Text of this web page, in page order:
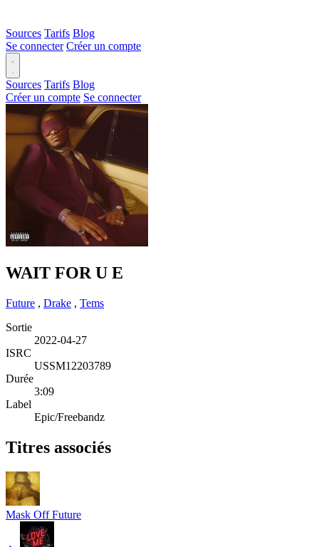
Sources Tarifs Blog
Se connecter Créer un compte
Sources Tarifs Blog
Créer un compte Se connecter
WAIT FOR U E
Future , Drake , Tems
Sortie
2022-04-27
ISRC
USSM12203789
Durée
3:09
Label
Epic/Freebandz
Titres associés
Mask Off Future